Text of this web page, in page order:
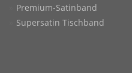
Premium-Satinband
Supersatin Tischband